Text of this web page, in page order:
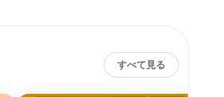
すべて見る